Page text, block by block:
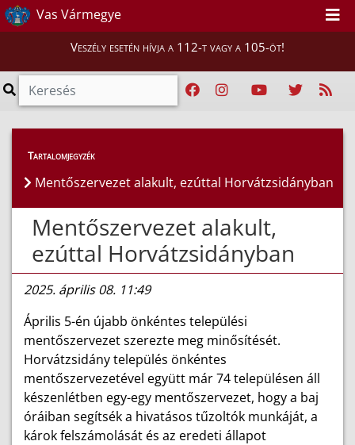
Vas Vármegye
Veszély esetén hívja a 112-t vagy a 105-öt!
Híreink > Hírek
Tartalomjegyzék
Mentőszervezet alakult, ezúttal Horvátzsidányban
Mentőszervezet alakult,
ezúttal Horvátzsidányban
2025. április 08. 11:49
Április 5-én újabb önkéntes települési
mentőszervezet szerezte meg minősítését.
Horvátzsidány település önkéntes
mentőszervezetével együtt már 74 településen áll
készenlétben egy-egy mentőszervezet, hogy a baj
óráiban segítsék a hivatásos tűzoltók munkáját, a
károk felszámolását és az eredeti állapot